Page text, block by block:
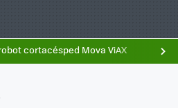
cortacésped Mova ViAX